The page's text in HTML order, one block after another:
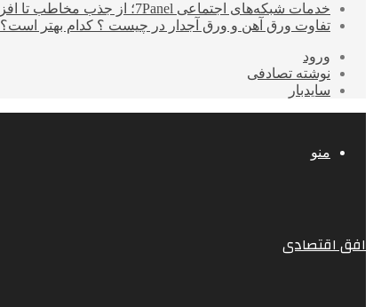
خدمات شبکه‌های اجتماعی 7Panel؛ از جذب مخاطب تا افزایش درآمد
تفاوت ورق آهن و ورق آجدار در چیست ؟ کدام بهتر است؟
ورود
نوشته تصادفی
سایدبار
منو
افق اقتصادی